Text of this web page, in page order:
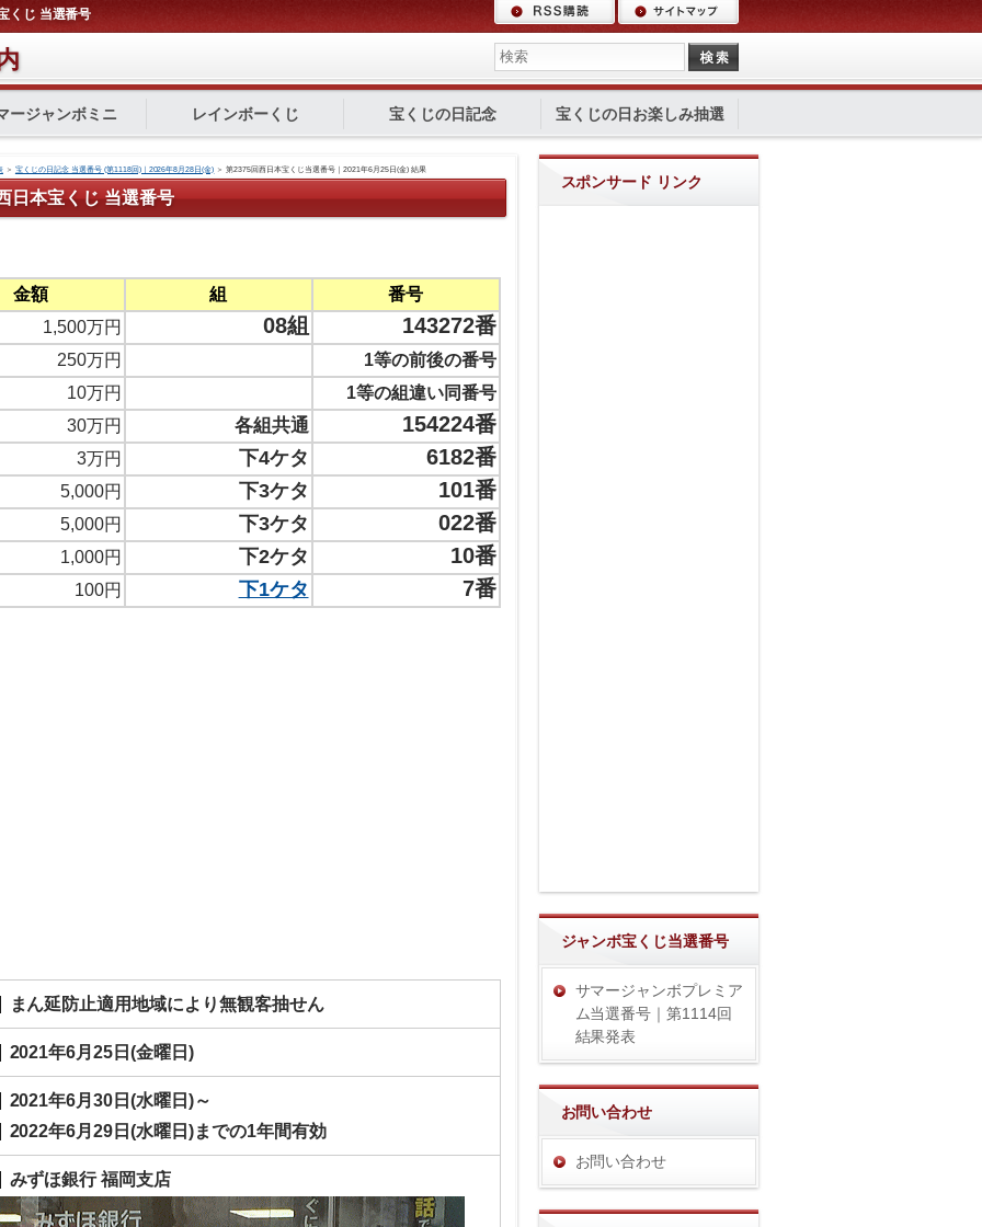
くじ 当選番号
ージャンボミニ レインボーくじ 宝くじの日記念 宝くじの日お楽しみ抽選
＞ 宝くじの日記念 当選番号 (第1118回)｜2026年8月28日(金) ＞第2375回西日本宝くじ当選番号｜2021年6月25日(金) 結果
日本宝くじ 当選番号
金額 組
番号
1,500万円
08組 143272番
250万円
1等の前後の番号
10万円
1等の組違い同番号
30万円
各組共通 154224番
3万円 下4ケタ 6182番
5,000円 下3ケタ 101番
5,000円 下3ケタ 022番
1,000円 下2ケタ 10番
100円 下1ケタ 7番
まん延防止適用地域により無観客抽せん
2021年6月25日(金曜日)
2021年6月30日(水曜日)～
2022年6月29日(水曜日)までの1年間有効
みずほ銀行 福岡支店
スポンサード リンク
ジャンボ宝くじ当選番号
サマージャンボプレミア
ム当選番号｜第1114回
結果発表
お問い合わせ
お問い合わせ